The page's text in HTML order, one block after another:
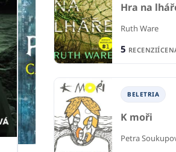
Hra na
Ruth Ware
5 RECENZIÍ
BELETRIA
K moři
Petra